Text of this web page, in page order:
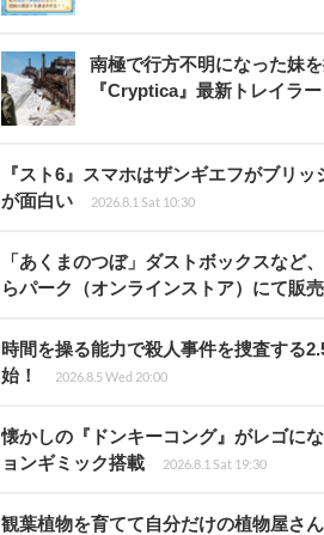
南極で行方不明になった妹
『Cryptica』最新トレイラー
『スト6』スマホはザンギエフがブリ
が面白い
2026.8.1 Sat 10:30
「あくまのつぼ」ダストボックスなど
らパーク（オンラインストア）にて販売
時間を操る能力で殺人事件を捜査する
始！
2026.8.5 Wed 20:00
懐かしの『ドンキーコング』がレゴに
ョンギミック搭載
2026.8.1 Sat 19:30
観葉植物を育てて自分だけの植物屋さ